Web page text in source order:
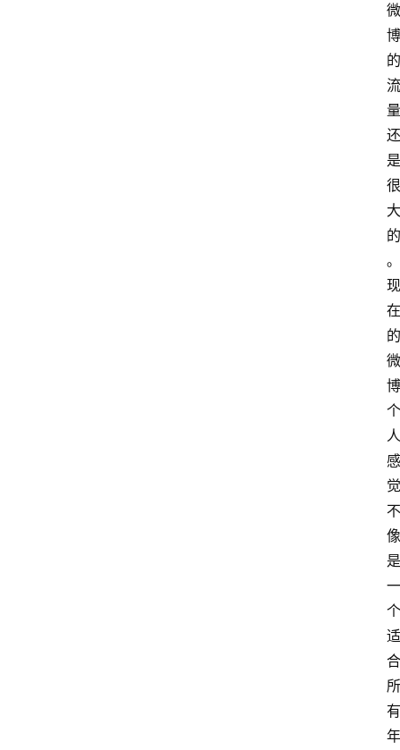
微
博
的
流
量
还
是
很
大
的
。
现
在
的
微
博
个
人
感
觉
不
像
是
一
个
适
合
所
有
年